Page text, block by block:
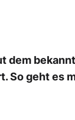
dem
So geht es